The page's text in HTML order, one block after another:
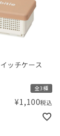
ッチケース
全3種
¥1,100税込